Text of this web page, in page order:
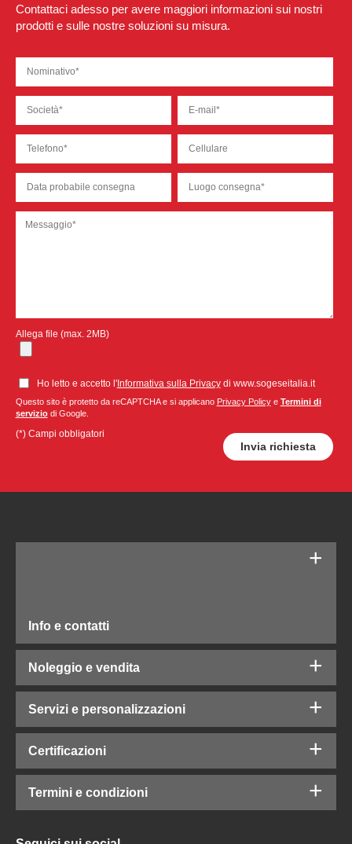
Contattaci adesso per avere maggiori informazioni sui nostri
prodotti e sulle nostre soluzioni su misura.
Allega file (max. 2MB)
Ho letto e accetto l'Informativa sulla Privacydi www.sogeseitalia.it
Questo sito è protetto da reCAPTCHA e si applicano Privacy Policye Termini di
serviziodi Google.
(*) Campi obbligatori
Info e contatti
Noleggio e vendita
Servizi e personalizzazioni
Certificazioni
Termini e condizioni